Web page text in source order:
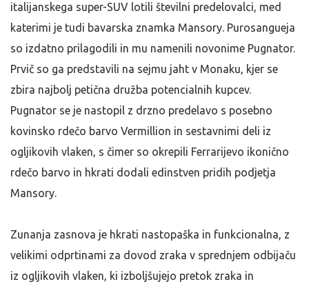
italijanskega super-SUV lotili številni predelovalci, med
katerimi je tudi bavarska znamka Mansory. Purosangueja
so izdatno prilagodili in mu namenili novonime Pugnator.
Prvič so ga predstavili na sejmu jaht v Monaku, kjer se
zbira najbolj petična družba potencialnih kupcev.
Pugnator se je nastopil z drzno predelavo s posebno
kovinsko rdečo barvo Vermillion in sestavnimi deli iz
ogljikovih vlaken, s čimer so okrepili Ferrarijevo ikonično
rdečo barvo in hkrati dodali edinstven pridih podjetja
Mansory.
Zunanja zasnova je hkrati nastopaška in funkcionalna, z
velikimi odprtinami za dovod zraka v sprednjem odbijaču
iz ogljikovih vlaken, ki izboljšujejo pretok zraka in